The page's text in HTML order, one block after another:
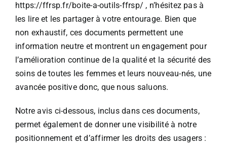
https://ffrsp.fr/boite-a-outils-ffrsp/ , n’hésitez pas à
les lire et les partager à votre entourage. Bien que
non exhaustif, ces documents permettent une
information neutre et montrent un engagement pour
l’amélioration continue de la qualité et la sécurité des
soins de toutes les femmes et leurs nouveau-nés, une
avancée positive donc, que nous saluons.
Notre avis ci-dessous, inclus dans ces documents,
permet également de donner une visibilité à notre
positionnement et d’affirmer les droits des usagers :